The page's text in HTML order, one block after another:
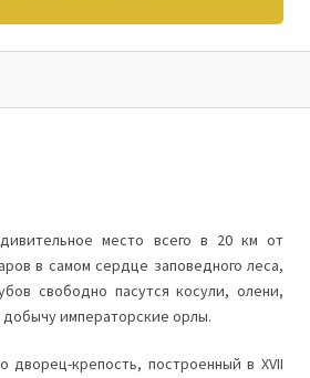
место всего в 20 км от
в самом сердце заповедного леса,
свободно пасутся косули, олени,
императорские орлы.
дворец-крепость, построенный в XVII